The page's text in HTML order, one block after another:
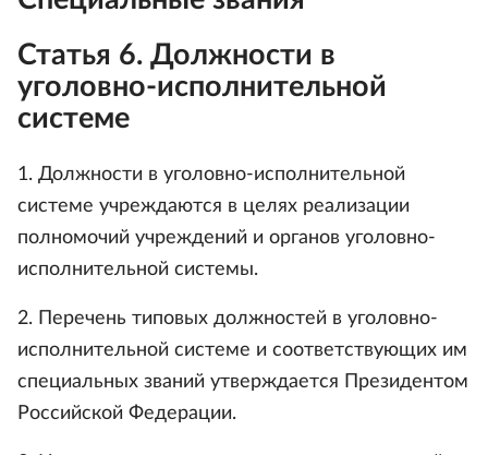
Статья 6. Должности в
уголовно-исполнительной
системе
1. Должности в уголовно-исполнительной
системе учреждаются в целях реализации
полномочий учреждений и органов уголовно-
исполнительной системы.
2. Перечень типовых должностей в уголовно-
исполнительной системе и соответствующих им
специальных званий утверждается Президентом
Российской Федерации.